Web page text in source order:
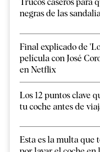
negras de las
Final explicado de
película con José
en Netflix
Los 12 puntos clave
tu coche antes de
Esta es la multa que